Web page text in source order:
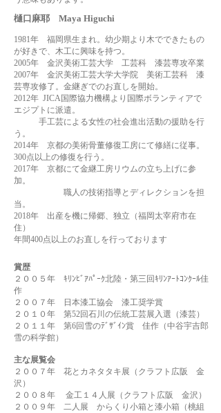
樋口麻耶 Maya Higuchi
1981年 福岡県生まれ。幼少期より木でできたもの
が好きで、木工に興味を持つ。
2005年 金沢美術工芸大学 工芸科 漆芸専攻卒業
2007年 金沢美術工芸大学大学院 美術工芸科 漆
芸専攻修了。金継ぎでのお直しを開始。​
2012年 JICA国際協力機構より国際ボランティアで
エジプトに派遣。
手工芸による女性の社会進出活動の援助を行
う。
2014年 京都の美術骨董修復工房にて修繕に従事。
300点以上の修復を行う。
2017年 京都にて金継工房リウムの立ち上げに参
加。
職人の技術指導とディレクションを担
当。
2018年 出産を機に帰郷、 独立（福岡太宰府市在
住）
​年間400点以上のお直しを行っております
賞歴
２００５年 ｷﾘﾝﾋﾞｱﾊﾟｰｸ北陸・第三回ｷﾘﾝｱｰﾄｺﾝｸｰﾙ佳
作
２００７年 日本漆工協会 漆工奨学賞
２０１０年 第52回石川の伝統工芸展入選（漆芸）
２０１１年 第6回雪のﾃﾞｻﾞｲﾝ賞 佳作（中谷宇吉郎
雪の科学館）
主な展覧会
２００７年 花とカネタタキ展（クラフト広阪 金
沢）
２００８年 金工１４人展（クラフト広阪 金沢）
２００９年 二人展 からくり小箱と漆小箱（桃組